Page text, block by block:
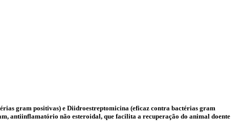
gram positivas) e Diidroestreptomicina (eficaz contra bactérias gram
antiinflamatório não esteroidal, que facilita a recuperação do animal doente